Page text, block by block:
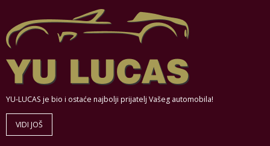
YU-LUCAS je bio i ostaće najbolji prijatelj Vašeg automobila!
VIDI JOŠ